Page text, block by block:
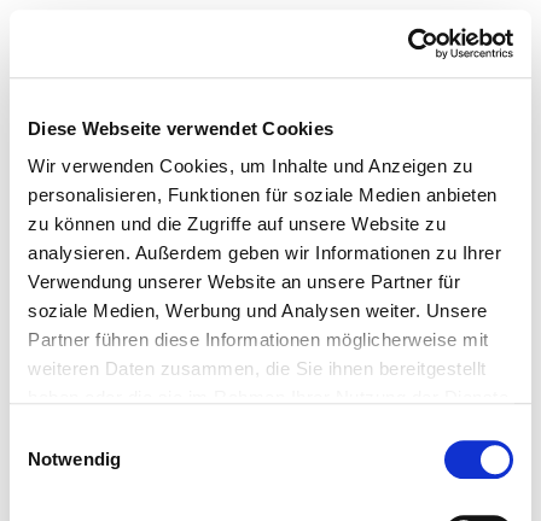
Diese Webseite verwendet Cookies
Wir verwenden Cookies, um Inhalte und Anzeigen zu
personalisieren, Funktionen für soziale Medien anbieten
zu können und die Zugriffe auf unsere Website zu
analysieren. Außerdem geben wir Informationen zu Ihrer
Verwendung unserer Website an unsere Partner für
soziale Medien, Werbung und Analysen weiter. Unsere
Partner führen diese Informationen möglicherweise mit
weiteren Daten zusammen, die Sie ihnen bereitgestellt
Notwendig